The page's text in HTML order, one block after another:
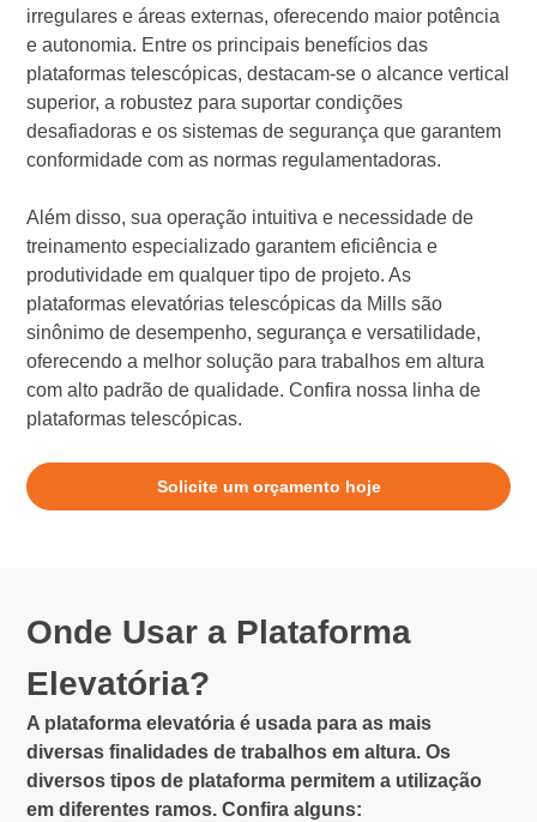
irregulares e áreas externas, oferecendo maior potência
e autonomia. Entre os principais benefícios das
plataformas telescópicas, destacam-se o alcance vertical
superior, a robustez para suportar condições
desafiadoras e os sistemas de segurança que garantem
conformidade com as normas regulamentadoras.
Além disso, sua operação intuitiva e necessidade de
treinamento especializado garantem eficiência e
produtividade em qualquer tipo de projeto. As
plataformas elevatórias telescópicas da Mills são
sinônimo de desempenho, segurança e versatilidade,
oferecendo a melhor solução para trabalhos em altura
com alto padrão de qualidade. Confira nossa linha de
plataformas telescópicas.
Solicite um orçamento hoje
Onde Usar a Plataforma
Elevatória?
A plataforma elevatória é usada para as mais
diversas finalidades de trabalhos em altura. Os
diversos tipos de plataforma permitem a utilização
em diferentes ramos. Confira alguns: